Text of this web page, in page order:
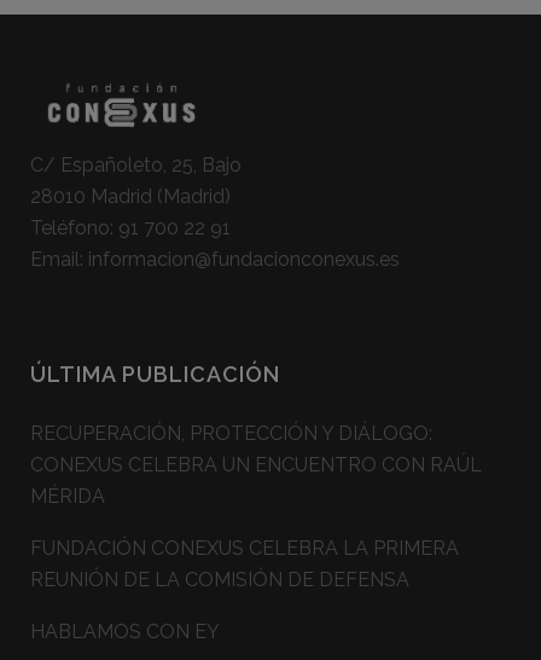
C/ Españoleto, 25, Bajo
28010 Madrid (Madrid)
Teléfono: 91 700 22 91
Email: informacion@fundacionconexus.es
ÚLTIMA PUBLICACIÓN
RECUPERACIÓN, PROTECCIÓN Y DIÁLOGO:
CONEXUS CELEBRA UN ENCUENTRO CON RAÚL
MÉRIDA
FUNDACIÓN CONEXUS CELEBRA LA PRIMERA
REUNIÓN DE LA COMISIÓN DE DEFENSA
HABLAMOS CON EY